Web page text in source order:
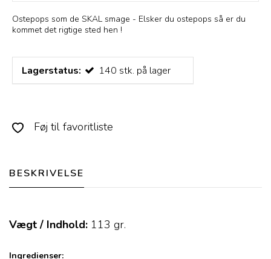
Ostepops som de SKAL smage - Elsker du ostepops så er du
kommet det rigtige sted hen !
Lagerstatus: 140 stk. på lager
Føj til favoritliste
BESKRIVELSE
Vægt / Indhold: 113 gr.
Ingredienser: